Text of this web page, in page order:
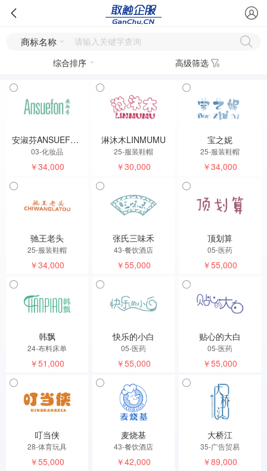
商标名称
综合排序 高级筛选
安淑芬ANSUEFON
03-化妆品
￥34,000
淋沐木LINMUMU
25-服装鞋帽
￥30,000
宝之妮
25-服装鞋帽
￥34,000
驰王老头
25-服装鞋帽
￥34,000
张氏三味禾
43-餐饮酒店
￥55,000
顶划算
05-医药
￥55,000
韩飘
24-布料床单
￥51,000
快乐的小白
05-医药
￥55,000
贴心的大白
05-医药
￥55,000
叮当侠
28-体育玩具
￥55,000
麦烧基
43-餐饮酒店
￥42,000
大桥江
35-广告贸易
￥89,000